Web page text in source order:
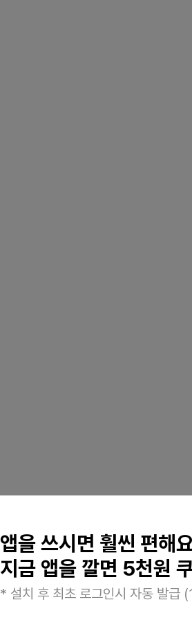
앱을 쓰시면 훨씬 편해
지금 앱을 깔면 5천원
* 설치 후 최초 로그인시 자동 발급